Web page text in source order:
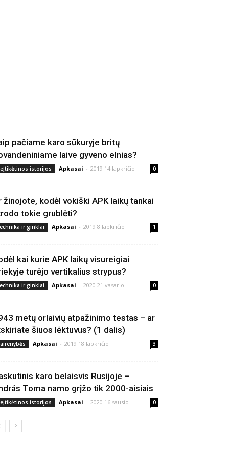
pačiame karo sūkuryje britų
laive gyveno elnias?
istorijos Apkasai - 2019 14 lapkričio 0
žinojote, kodėl vokiški APK laikų tankai
tokie grublėti?
ir ginklai Apkasai - 2019 8 lapkričio 1
kai kurie APK laikų visureigiai
turėjo vertikalius strypus?
ir ginklai Apkasai - 2020 21 vasario 0
metų orlaivių atpažinimo testas – ar
šiuos lėktuvus? (1 dalis)
Apkasai - 2019 18 lapkričio 3
karo belaisvis Rusijoje –
Toma namo grįžo tik 2000-aisiais
istorijos Apkasai - 2020 16 sausio 0